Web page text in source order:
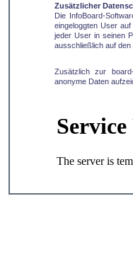
Zusätzlicher
Die InfoBoard-
eingeloggten User
jeder User in seinen
ausschließlich auf
Zusätzlich zur
anonyme Daten